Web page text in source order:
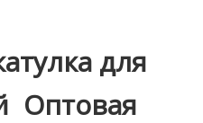
для
Оптовая